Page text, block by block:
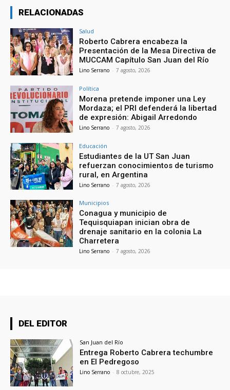
RELACIONADAS
Salud
Roberto Cabrera encabeza la
Presentación de la Mesa Directiva de
MUCCAM Capítulo San Juan del Río
Lino Serrano - 7 agosto, 2026
Política
Morena pretende imponer una Ley
Mordaza; el PRI defenderá la libertad
de expresión: Abigail Arredondo
Lino Serrano - 7 agosto, 2026
Educación
Estudiantes de la UT San Juan
refuerzan conocimientos de turismo
rural, en Argentina
Lino Serrano - 7 agosto, 2026
Municipios
Conagua y municipio de
Tequisquiapan inician obra de
drenaje sanitario en la colonia La
Charretera
Lino Serrano - 7 agosto, 2026
DEL EDITOR
San Juan del Río
Entrega Roberto Cabrera techumbre
en El Pedregoso
Lino Serrano - 8 octubre, 2025